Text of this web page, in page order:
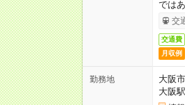
では
交
交通費
月収例
勤務地
大阪
大阪